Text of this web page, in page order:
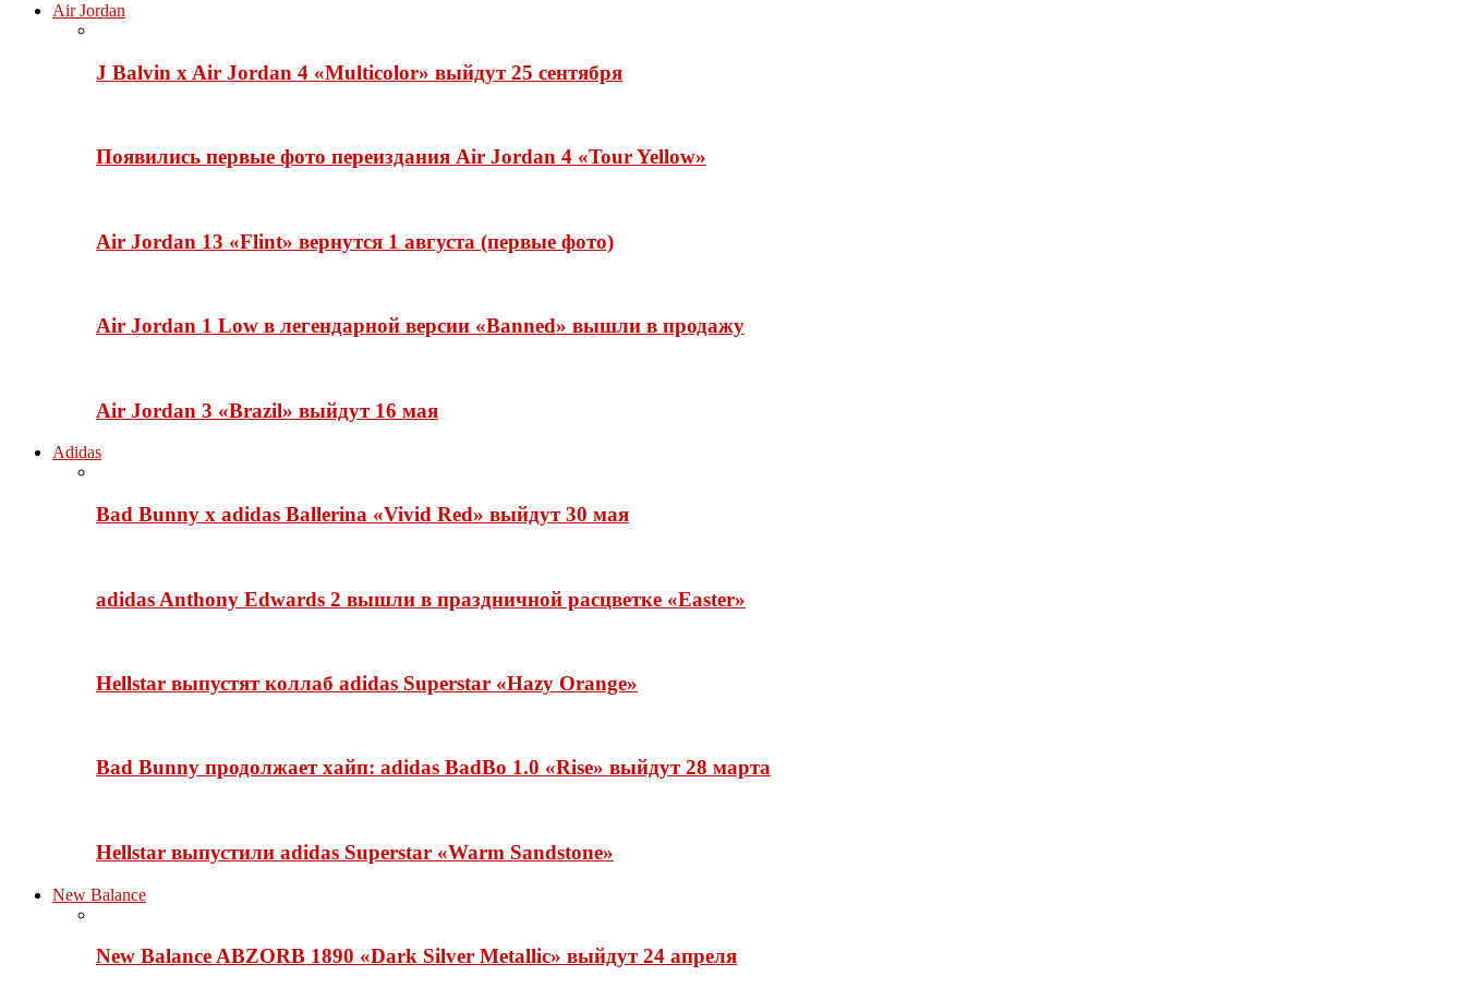
Air Jordan
J Balvin x Air Jordan 4 «Multicolor» выйдут 25 сентября
Появились первые фото переиздания Air Jordan 4 «Tour Yellow»
Air Jordan 13 «Flint» вернутся 1 августа (первые фото)
Air Jordan 1 Low в легендарной версии «Banned» вышли в продажу
Air Jordan 3 «Brazil» выйдут 16 мая
Adidas
Bad Bunny x adidas Ballerina «Vivid Red» выйдут 30 мая
adidas Anthony Edwards 2 вышли в праздничной расцветке «Easter»
Hellstar выпустят коллаб adidas Superstar «Hazy Orange»
Bad Bunny продолжает хайп: adidas BadBo 1.0 «Rise» выйдут 28 марта
Hellstar выпустили adidas Superstar «Warm Sandstone»
New Balance
New Balance ABZORB 1890 «Dark Silver Metallic» выйдут 24 апреля